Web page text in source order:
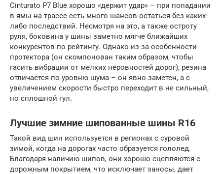
Cinturato P7 Blue хорошо «держит удар» – при попадании
в ямы на трассе есть много шансов остаться без каких-
либо последствий. Несмотря на это, а также остроту
руля, боковина у шины заметно мягче ближайших
конкурентов по рейтингу. Однако из-за особенности
протектора (он скомпонован таким образом, чтобы
гасить вибрации от мелких неровностей дорог), резина
отличается по уровню шума – он явно заметен, а с
увеличением скорости быстро переходит в не сильный,
но сплошной гул.
Лучшие зимние шипованные шины R16
Такой вид шин используется в регионах с суровой
зимой, когда на дорогах часто образуется гололед.
Благодаря наличию шипов, они хорошо сцепляются с
дорожным покрытием, что исключает заносы, дает